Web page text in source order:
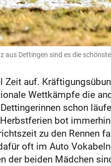
aus Dettingen sind es die
auf.
Wettkämpfe die
schon
bot
zu den Rennen
oft im Auto
der beiden Mädchen